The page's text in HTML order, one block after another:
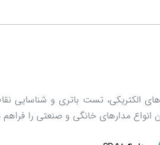
الکتریکی، تست باتری و شناسایی
مدارهای خانگی و صنعتی را